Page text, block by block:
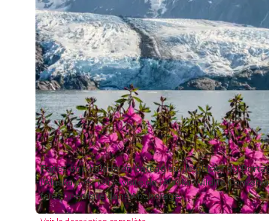
Faites une balade en bateau sur le glacier du
l'Alaskaavec cettevisite de l’Alaska Wildlife
ferez unevisite dans Anchorage.